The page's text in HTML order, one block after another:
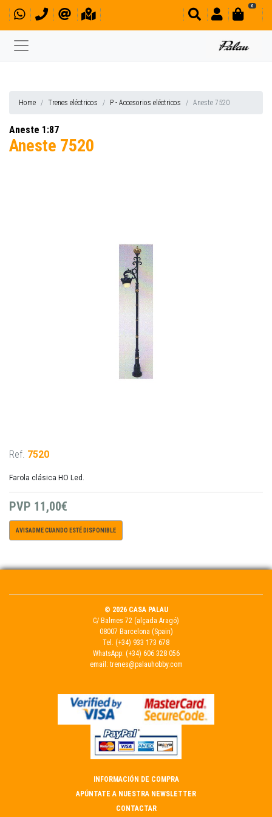
0
Home Trenes eléctricos P - Accesorios eléctricos Aneste 7520
Aneste 1:87
Aneste 7520
Ref. 7520
Farola clásica HO Led.
PVP 11,00€
AVISADME CUANDO ESTÉ DISPONIBLE
© 2026 CASA PALAU
C/ Balmes 72 (alçada Aragó)
08007 Barcelona (Spain)
Tel. (+34) 933 173 678
WhatsApp: (+34) 606 328 056
email: trenes@palauhobby.com
INFORMACIÓN DE COMPRA
APÚNTATE A NUESTRA NEWSLETTER
CONTACTAR